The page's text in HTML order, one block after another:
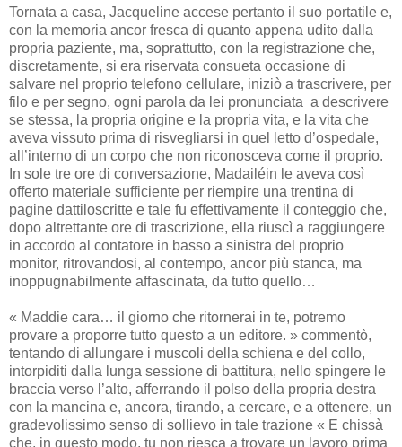
Tornata a casa, Jacqueline accese pertanto il suo portatile e,
con la memoria ancor fresca di quanto appena udito dalla
propria paziente, ma, soprattutto, con la registrazione che,
discretamente, si era riservata consueta occasione di
salvare nel proprio telefono cellulare, iniziò a trascrivere, per
filo e per segno, ogni parola da lei pronunciata a descrivere
se stessa, la propria origine e la propria vita, e la vita che
aveva vissuto prima di risvegliarsi in quel letto d’ospedale,
all’interno di un corpo che non riconosceva come il proprio.
In sole tre ore di conversazione, Madailéin le aveva così
offerto materiale sufficiente per riempire una trentina di
pagine dattiloscritte e tale fu effettivamente il conteggio che,
dopo altrettante ore di trascrizione, ella riuscì a raggiungere
in accordo al contatore in basso a sinistra del proprio
monitor, ritrovandosi, al contempo, ancor più stanca, ma
inoppugnabilmente affascinata, da tutto quello…
« Maddie cara… il giorno che ritornerai in te, potremo
provare a proporre tutto questo a un editore. » commentò,
tentando di allungare i muscoli della schiena e del collo,
intorpiditi dalla lunga sessione di battitura, nello spingere le
braccia verso l’alto, afferrando il polso della propria destra
con la mancina e, ancora, tirando, a cercare, e a ottenere, un
gradevolissimo senso di sollievo in tale trazione « E chissà
che, in questo modo, tu non riesca a trovare un lavoro prima